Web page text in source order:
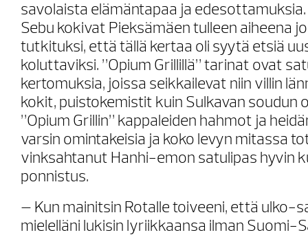
savolaista elämäntapaa ja
Sebu kokivat Pieksämäen tulleen aiheena
tutkituksi, että tällä kertaa oli syytä etsiä
koluttaviksi. ”Opium Grillillä” tarinat ovat
kertomuksia, joissa seikkailevat niin villin
kokit, puistokemistit kuin Sulkavan soudun
”Opium Grillin” kappaleiden hahmot ja
varsin omintakeisia ja koko levyn mitassa
vinksahtanut Hanhi-emon satulipas hyvin
ponnistus.
– Kun mainitsin Rotalle toiveeni, että ulko-
mielelläni lukisin lyriikkaansa ilman Suomi-